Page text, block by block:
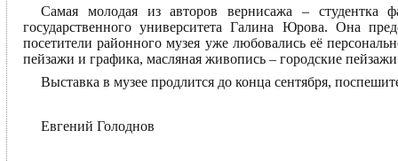
Самая молодая из авторов вернисажа – студентка
государственного университета Галина Юрова. Она
посетители районного музея уже любовались её
пейзажи и графика, масляная живопись – городские
Выставка в музее продлится до конца сентября,
Евгений Голоднов